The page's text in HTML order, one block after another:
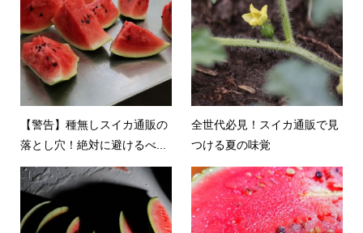
【警告】種無しスイカ通販の
落とし穴！絶対に避けるべ...
全世代必見！スイカ通販で見
つける夏の味覚